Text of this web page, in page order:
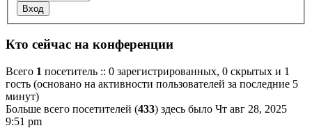
Кто сейчас на конференции
Всего 1 посетитель :: 0 зарегистрированных, 0 скрытых и 1
гость (основано на активности пользователей за последние 5
минут)
Больше всего посетителей (433) здесь было Чт авг 28, 2025
9:51 pm